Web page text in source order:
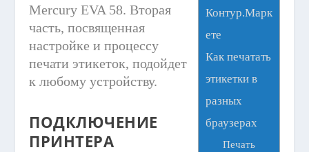
Контур.Марк
ете
Как печатать
этикетки в
разных
браузерах
Печать
Mercury EVA 58. Вторая
часть, посвященная
настройке и процессу
печати этикеток, подойдет
к любому устройству.
ПОДКЛЮЧЕНИЕ
ПРИНТЕРА